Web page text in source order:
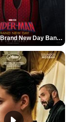
Spider-Man: Brand New Day Bande-annonce VO STFR